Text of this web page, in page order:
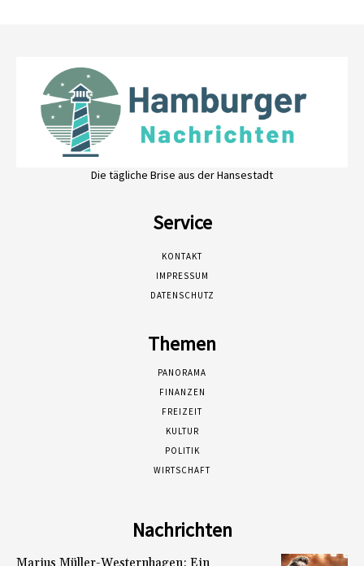
Die tägliche Brise aus der Hansestadt
Service
KONTAKT
IMPRESSUM
DATENSCHUTZ
Themen
PANORAMA
FINANZEN
FREIZEIT
KULTUR
POLITIK
WIRTSCHAFT
Nachrichten